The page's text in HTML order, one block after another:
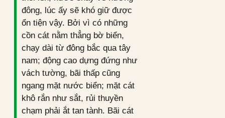
đông, lúc ấy sẽ khó giữ được
ổn tiện vậy. Bởi vì có những
cồn cát nằm thẳng bờ biển,
chạy dài từ đông bắc qua tây
nam; động cao dựng đứng như
vách tường, bãi thấp cũng
ngang mặt nước biển; mặt cát
khô rắn như sắt, rủi thuyền
chạm phải ắt tan tành. Bãi cát